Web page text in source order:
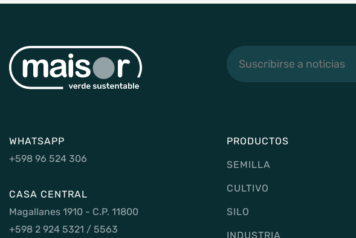
WHATSAPP
+598 96 524 306
CASA CENTRAL
Magallanes 1910 - C.P. 11800
+598 2 924 5321 / 5563
PRODUCTOS
SEMILLA
CULTIVO
SILO
INDUSTRIA